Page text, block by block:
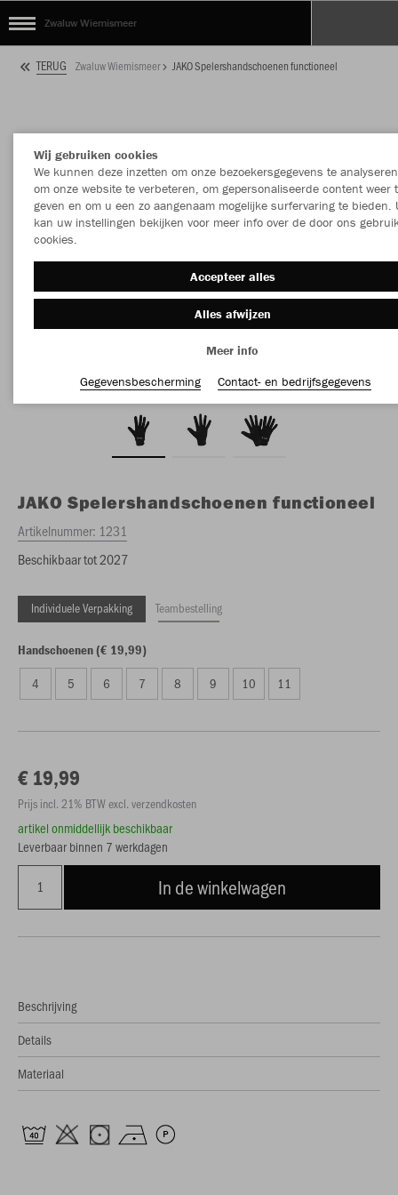
Zwaluw Wiemismeer
TERUG Zwaluw Wiemismeer JAKO Spelershandschoenen functioneel
JAKO Spelershandschoenen functioneel
Artikelnummer: 1231
Beschikbaar tot 2027
Individuele Verpakking Teambestelling
Handschoenen (€ 19,99)
4 5 6 7 8 9 10 11
€ 19,99
Prijs incl. 21% BTW excl. verzendkosten
artikel onmiddellijk beschikbaar
Leverbaar binnen 7 werkdagen
In de winkelwagen
Beschrijving
Details
Materiaal
Wij gebruiken cookies
We kunnen deze inzetten om onze bezoekersgegevens te
om onze website te verbeteren, om gepersonaliseerde content weer
geven en om u een zo aangenaam mogelijke surfervaring te bieden.
kan uw instellingen bekijken voor meer info over de door ons
cookies.
Accepteer alles
Alles afwijzen
Meer info
Gegevensbescherming
Contact- en bedrijfsgegevens